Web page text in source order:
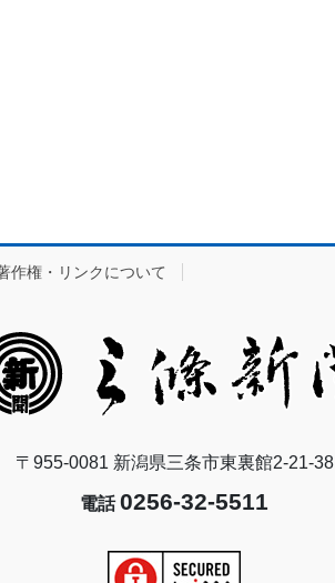
作権・リンクについて
〒955-0081 新潟県三条市東裏館2-21-38
電話0256-32-5511